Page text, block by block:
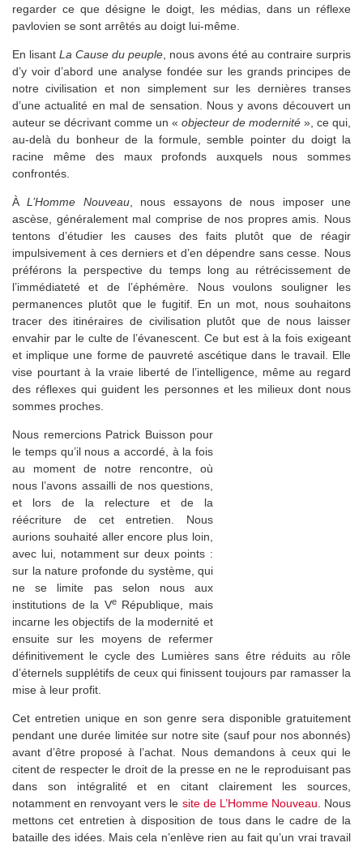
regarder ce que désigne le doigt, les médias, dans un réflexe
pavlovien se sont arrêtés au doigt lui-même.
En lisant La Cause du peuple, nous avons été au contraire surpris
d’y voir d’abord une analyse fondée sur les grands principes de
notre civilisation et non simplement sur les dernières transes
d’une actualité en mal de sensation. Nous y avons découvert un
auteur se décrivant comme un « objecteur de modernité », ce qui,
au-delà du bonheur de la formule, semble pointer du doigt la
racine même des maux profonds auxquels nous sommes
confrontés.
ÀL’Homme Nouveau, nous essayons de nous imposer une
ascèse, généralement mal comprise de nos propres amis. Nous
tentons d’étudier les causes des faits plutôt que de réagir
impulsivement à ces derniers et d’en dépendre sans cesse. Nous
préférons la perspective du temps long au rétrécissement de
l’immédiateté et de l’éphémère. Nous voulons souligner les
permanences plutôt que le fugitif. En un mot, nous souhaitons
tracer des itinéraires de civilisation plutôt que de nous laisser
envahir par le culte de l’évanescent. Ce but est à la fois exigeant
et implique une forme de pauvreté ascétique dans le travail. Elle
vise pourtant à la vraie liberté de l’intelligence, même au regard
des réflexes qui guident les personnes et les milieux dont nous
sommes proches.
Nous remercions Patrick Buisson pour
le temps qu’il nous a accordé, à la fois
au moment de notre rencontre, où
nous l’avons assailli de nos questions,
et lors de la relecture et de la
réécriture de cet entretien. Nous
aurions souhaité aller encore plus loin,
avec lui, notamment sur deux points :
sur la nature profonde du système, qui
ne se limite pas selon nous aux
institutions de la VeRépublique, mais
incarne les objectifs de la modernité et
ensuite sur les moyens de refermer
définitivement le cycle des Lumières sans être réduits au rôle
d’éternels supplétifs de ceux qui finissent toujours par ramasser la
mise à leur profit.
Cet entretien unique en son genre sera disponible gratuitement
pendant une durée limitée sur notre site (sauf pour nos abonnés)
avant d’être proposé à l’achat. Nous demandons à ceux qui le
citent de respecter le droit de la presse en ne le reproduisant pas
dans son intégralité et en citant clairement les sources,
notamment en renvoyant vers le site de L’Homme Nouveau. Nous
mettons cet entretien à disposition de tous dans le cadre de la
bataille des idées. Mais cela n’enlève rien au fait qu’un vrai travail